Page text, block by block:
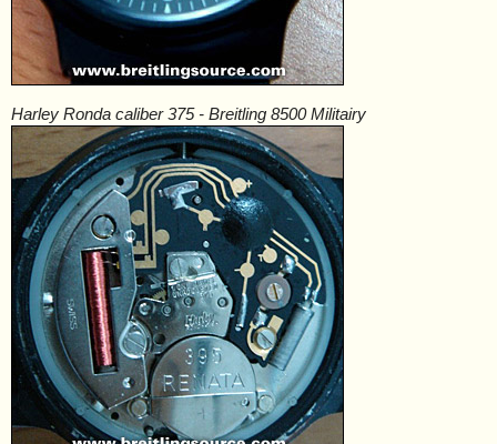
Harley Ronda caliber 375 - Breitling 8500 Militairy